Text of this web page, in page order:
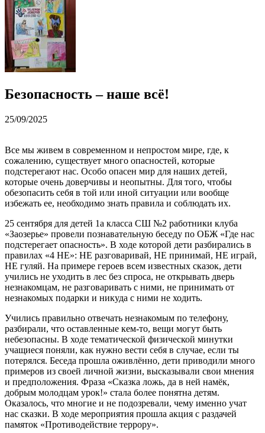
Безопасность – наше всё!
25/09/2025
Все мы живем в современном и непростом мире, где, к
сожалению, существует много опасностей, которые
подстерегают нас. Особо опасен мир для наших детей,
которые очень доверчивы и неопытны. Для того, чтобы
обезопасить себя в той или иной ситуации или вообще
избежать ее, необходимо знать правила и соблюдать их.
25 сентября для детей 1а класса СШ №2 работники клуба
«Заозерье» провели познавательную беседу по ОБЖ «Где нас
подстерегает опасность». В ходе которой дети разбирались в
правилах «4 НЕ»: НЕ разговаривай, НЕ принимай, НЕ играй,
НЕ гуляй. На примере героев всем известных сказок, дети
учились не уходить в лес без спроса, не открывать дверь
незнакомцам, не разговаривать с ними, не принимать от
незнакомых подарки и никуда с ними не ходить.
Учились правильно отвечать незнакомым по телефону,
разбирали, что оставленные кем-то, вещи могут быть
небезопасны. В ходе тематической физической минутки
учащиеся поняли, как нужно вести себя в случае, если ты
потерялся. Беседа прошла оживлённо, дети приводили много
примеров из своей личной жизни, высказывали свои мнения
и предположения. Фраза «Сказка ложь, да в ней намёк,
добрым молодцам урок!» стала более понятна детям.
Оказалось, что многие и не подозревали, чему именно учат
нас сказки. В ходе мероприятия прошла акция с раздачей
памяток «Противодействие террору».